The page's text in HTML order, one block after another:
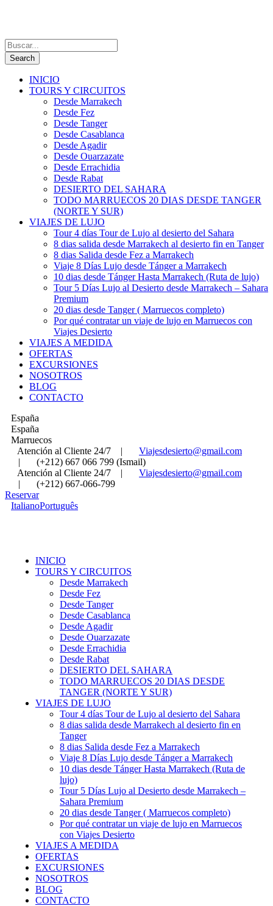
INICIO
TOURS Y CIRCUITOS
Desde Marrakech
Desde Fez
Desde Tanger
Desde Casablanca
Desde Agadir
Desde Ouarzazate
Desde Errachidia
Desde Rabat
DESIERTO DEL SAHARA
TODO MARRUECOS 20 DIAS DESDE TANGER
(NORTE Y SUR)
VIAJES DE LUJO
Tour 4 días Tour de Lujo al desierto del Sahara
8 dias salida desde Marrakech al desierto fin en Tanger
8 dias Salida desde Fez a Marrakech
Viaje 8 Días Lujo desde Tánger a Marrakech
10 dias desde Tánger Hasta Marrakech (Ruta de lujo)
Tour 5 Días Lujo al Desierto desde Marrakech – Sahara
Premium
20 dias desde Tanger ( Marruecos completo)
Por qué contratar un viaje de lujo en Marruecos con
Viajes Desierto
VIAJES A MEDIDA
OFERTAS
EXCURSIONES
NOSOTROS
BLOG
CONTACTO
España
España
Marruecos
Atención al Cliente 24/7
|
Viajesdesierto@gmail.com
|
(+212) 667 066 799 (Ismail)
Atención al Cliente 24/7
|
Viajesdesierto@gmail.com
|
(+212) 667-066-799
Reservar
ItalianoPortuguês
INICIO
TOURS Y CIRCUITOS
Desde Marrakech
Desde Fez
Desde Tanger
Desde Casablanca
Desde Agadir
Desde Ouarzazate
Desde Errachidia
Desde Rabat
DESIERTO DEL SAHARA
TODO MARRUECOS 20 DIAS DESDE
TANGER (NORTE Y SUR)
VIAJES DE LUJO
Tour 4 días Tour de Lujo al desierto del Sahara
8 dias salida desde Marrakech al desierto fin en
Tanger
8 dias Salida desde Fez a Marrakech
Viaje 8 Días Lujo desde Tánger a Marrakech
10 dias desde Tánger Hasta Marrakech (Ruta de
lujo)
Tour 5 Días Lujo al Desierto desde Marrakech –
Sahara Premium
20 dias desde Tanger ( Marruecos completo)
Por qué contratar un viaje de lujo en Marruecos
con Viajes Desierto
VIAJES A MEDIDA
OFERTAS
EXCURSIONES
NOSOTROS
BLOG
CONTACTO